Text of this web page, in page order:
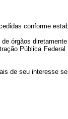
conforme
órgãos
Pública
de seu interesse